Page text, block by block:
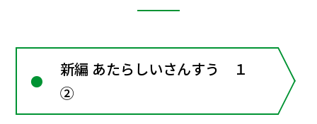
新編 あたらしいさんすう １
②